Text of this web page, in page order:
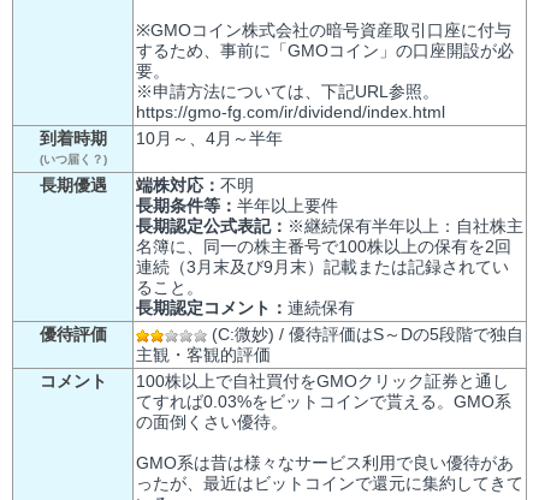
※GMOコイン株式会社の暗号資産取引口座に付与
するため、事前に「GMOコイン」の口座開設が必
要。
※申請方法については、下記URL参照。
https://gmo-fg.com/ir/dividend/index.html
到着時期
(いつ届く？)
10月～、4月～半年
長期優遇 端株対応： 不明
長期条件等： 半年以上要件
長期認定公式表記： ※継続保有半年以上：自社株主
名簿に、同一の株主番号で100株以上の保有を2回
連続（3月末及び9月末）記載または記録されてい
ること。
長期認定コメント： 連続保有
優待評価
(C:微妙) / 優待評価はS～Dの5段階で独自
主観・客観的評価
コメント
100株以上で自社買付をGMOクリック証券と通し
てすれば0.03%をビットコインで貰える。GMO系
の面倒くさい優待。
GMO系は昔は様々なサービス利用で良い優待があ
ったが、最近はビットコインで還元に集約してきて